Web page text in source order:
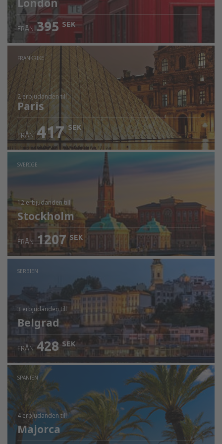
London
FRÅN 395 SEK
FRANKRIKE
2 erbjudanden till
Paris
FRÅN 417 SEK
SVERIGE
12 erbjudandentill
Stockholm
FRÅN 1207 SEK
SERBIEN
3 erbjudandentill
Belgrad
FRÅN 428 SEK
SPANIEN
4 erbjudandentill
Majorca